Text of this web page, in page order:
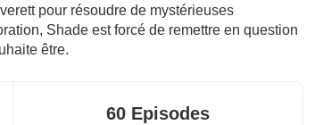
pour résoudre de mystérieuses
Shade est forcé de remettre en question
être.
60 Episodes